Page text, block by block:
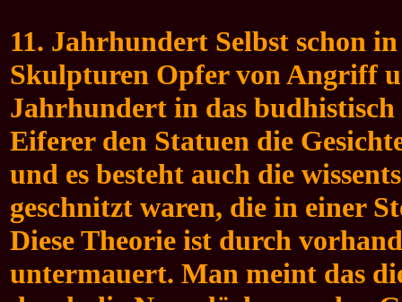
11. Jahrhundert Selbst schon
Skulpturen Opfer von Angriff
Jahrhundert in das
Eiferer den Statuen die
und es besteht auch die
geschnitzt waren, die in einer
Diese Theorie ist durch
untermauert. Man meint das